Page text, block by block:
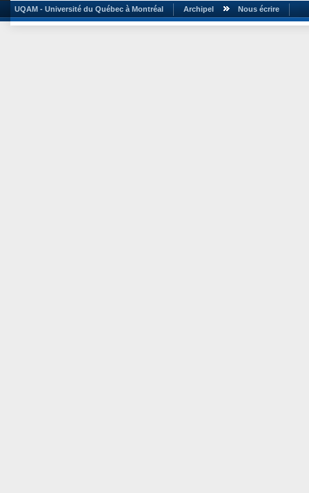
UQAM - Université du Québec à Montréal Archipel Nous écrire